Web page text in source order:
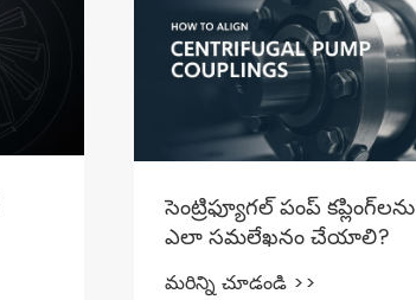
సెంట్రిఫ్యూగల్ పంప్ కప్లింగ్‌లను
ఎలా సమలేఖనం చేయాలి?
మరిన్ని చూడండి >>